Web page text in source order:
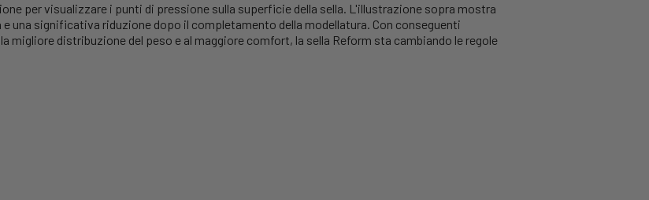
per visualizzare i punti di pressione sulla superficie della sella. L'illustrazione sopra mostra
una significativa riduzione dopo il completamento della modellatura. Con conseguenti
migliore distribuzione del peso e al maggiore comfort, la sella Reform sta cambiando le regole